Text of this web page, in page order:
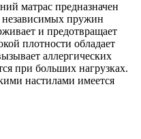
матрас предназначен
пружин
и предотвращает
плотности обладает
аллергических
при больших нагрузках.
настилами имеется